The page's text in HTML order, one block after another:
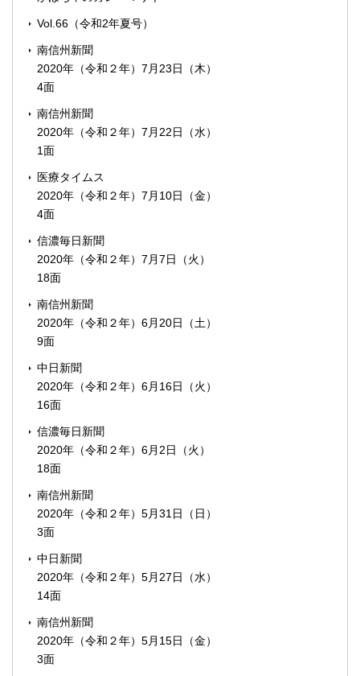
Vol.66（令和2年夏号）
南信州新聞
2020年（令和２年）7月23日（木）
4面
南信州新聞
2020年（令和２年）7月22日（水）
1面
医療タイムス
2020年（令和２年）7月10日（金）
4面
信濃毎日新聞
2020年（令和２年）7月7日（火）
18面
南信州新聞
2020年（令和２年）6月20日（土）
9面
中日新聞
2020年（令和２年）6月16日（火）
16面
信濃毎日新聞
2020年（令和２年）6月2日（火）
18面
南信州新聞
2020年（令和２年）5月31日（日）
3面
中日新聞
2020年（令和２年）5月27日（水）
14面
南信州新聞
2020年（令和２年）5月15日（金）
3面